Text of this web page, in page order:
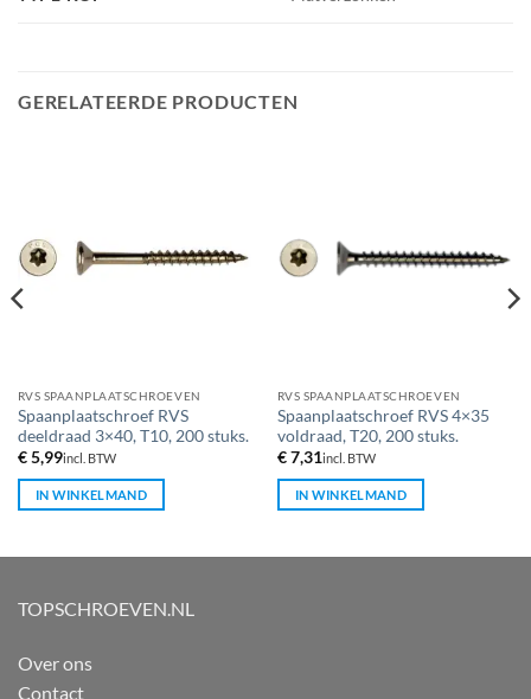
GERELATEERDE PRODUCTEN
RVS SPAANPLAATSCHROEVEN
Spaanplaatschroef RVS
deeldraad 3×40, T10, 200 stuks.
€5,99incl. BTW
IN WINKELMAND
RVS SPAANPLAATSCHROEVEN
Spaanplaatschroef RVS 4×35
voldraad, T20, 200 stuks.
€7,31incl. BTW
IN WINKELMAND
TOPSCHROEVEN.NL
Over ons
Contact